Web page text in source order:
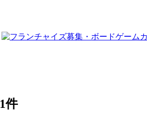
1件